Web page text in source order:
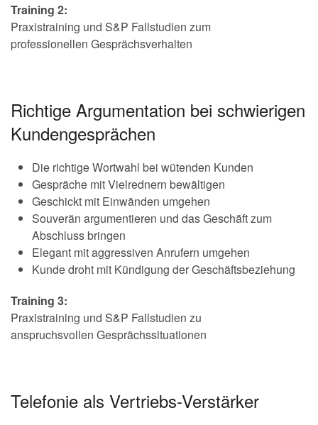
Training 2:
Praxistraining und S&P Fallstudien zum
professionellen Gesprächsverhalten
Richtige Argumentation bei schwierigen
Kundengesprächen
Die richtige Wortwahl bei wütenden Kunden
Gespräche mit Vielrednern bewältigen
Geschickt mit Einwänden umgehen
Souverän argumentieren und das Geschäft zum
Abschluss bringen
Elegant mit aggressiven Anrufern umgehen
Kunde droht mit Kündigung der Geschäftsbeziehung
Training 3:
Praxistraining und S&P Fallstudien zu
anspruchsvollen Gesprächssituationen
Telefonie als Vertriebs-Verstärker